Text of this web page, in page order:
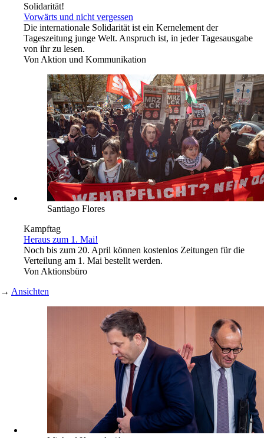
Solidarität!
Vorwärts und nicht vergessen
Die internationale Solidarität ist ein Kernelement der
Tageszeitung junge Welt. Anspruch ist, in jeder Tagesausgabe
von ihr zu lesen.
Von Aktion und Kommunikation
Santiago Flores
Kampftag
Heraus zum 1. Mai!
Noch bis zum 20. April können kostenlos Zeitungen für die
Verteilung am 1. Mai bestellt werden.
Von Aktionsbüro
→ Ansichten